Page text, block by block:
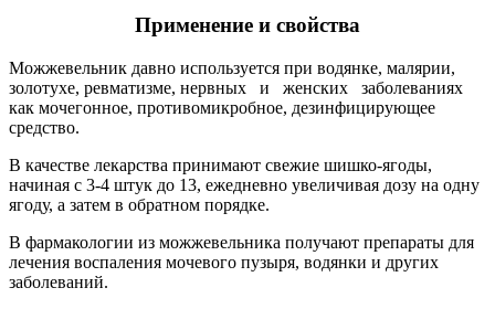
Применение и свойства
Можжевельник давно используется при водянке, малярии,
золотухе, ревматизме, нервных и женских заболеваниях
как мочегонное, противомикробное, дезинфицирующее
средство.
В качестве лекарства принимают свежие шишко-ягоды,
начиная с 3-4 штук до 13, ежедневно увеличивая дозу на одну
ягоду, а затем в обратном порядке.
В фармакологии из можжевельника получают препараты для
лечения воспаления мочевого пузыря, водянки и других
заболеваний.